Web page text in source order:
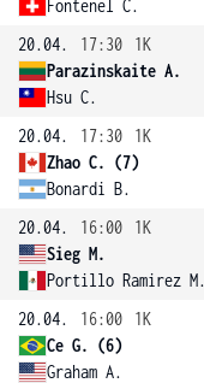
Fontenel C.
20.04.
17:30
1K
Parazinskaite A.
Hsu C.
20.04.
17:30
1K
Zhao C. (7)
Bonardi B.
20.04.
16:00
1K
Sieg M.
Portillo Ramirez M.
20.04.
16:00
1K
Ce G. (6)
Graham A.